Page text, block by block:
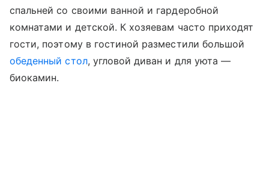
спальней со своими ванной и гардеробной
комнатами и детской. К хозяевам часто приходят
гости, поэтому в гостиной разместили большой
обеденный стол, угловой диван и для уюта —
биокамин.